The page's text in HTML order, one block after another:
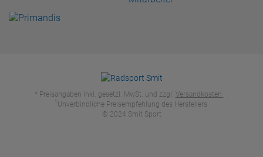
* Preisangaben inkl. gesetzl. MwSt. und zzgl. Versandkosten .
1 Unverbindliche Preisempfehlung des Herstellers.
© 2024 Smit Sport